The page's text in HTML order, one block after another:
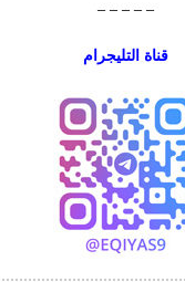
– – – – –
قناة التليجرام